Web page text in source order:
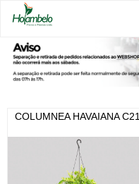
COLUMNEA HAVAIANA C21